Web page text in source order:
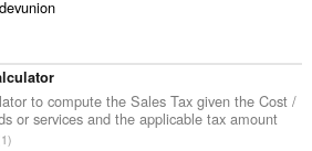
to compute the Sales Tax given the Cost /
or services and the applicable tax amount
1